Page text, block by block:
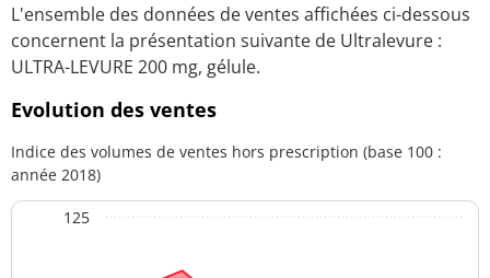
L'ensemble des données de ventes affichées ci-dessous
concernent la présentation suivante de Ultralevure :
ULTRA-LEVURE 200 mg, gélule.
Evolution des ventes
Indice des volumes de ventes hors prescription (base 100 :
année 2018)
125